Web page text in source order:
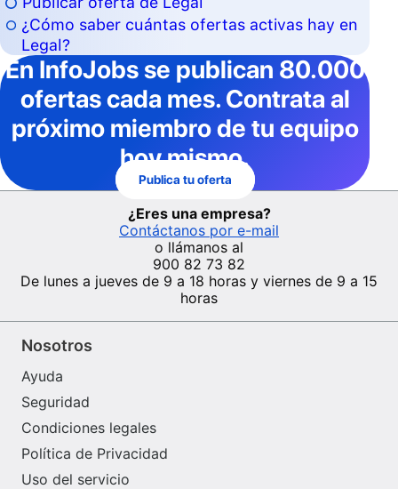
¿Cómo saber cuántas ofertas activas hay en
Legal?
En InfoJobsse publican 80.000
ofertas cada mes. Contrata al
próximo miembro de tu equipo
hoy mismo.
Publica tu oferta
¿Eres una empresa?
Contáctanos por e-mail
o llámanos al
900 82 73 82
De lunes a jueves de 9 a 18 horas y viernes de 9 a 15
horas
Nosotros
Ayuda
Seguridad
Condiciones legales
Política de Privacidad
Uso del servicio